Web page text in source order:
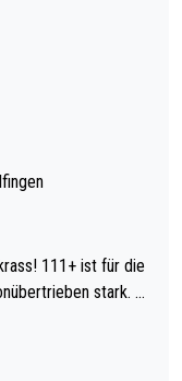
für die
stark. U